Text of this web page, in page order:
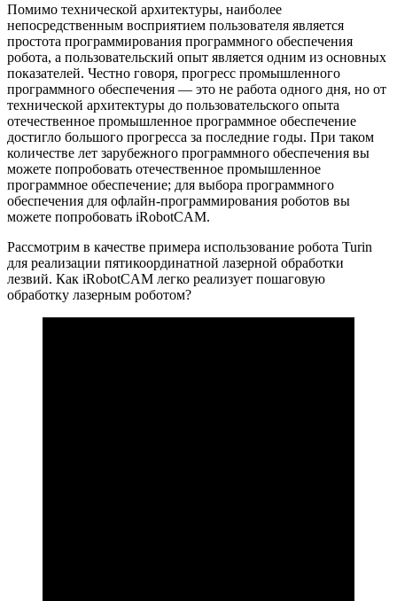
Помимо технической архитектуры, наиболее
непосредственным восприятием пользователя является
простота программирования программного обеспечения
робота, а пользовательский опыт является одним из основных
показателей. Честно говоря, прогресс промышленного
программного обеспечения — это не работа одного дня, но от
технической архитектуры до пользовательского опыта
отечественное промышленное программное обеспечение
достигло большого прогресса за последние годы. При таком
количестве лет зарубежного программного обеспечения вы
можете попробовать отечественное промышленное
программное обеспечение; для выбора программного
обеспечения для офлайн-программирования роботов вы
можете попробовать iRobotCAM.
Рассмотрим в качестве примера использование робота Turin
для реализации пятикоординатной лазерной обработки
лезвий. Как iRobotCAM легко реализует пошаговую
обработку лазерным роботом?